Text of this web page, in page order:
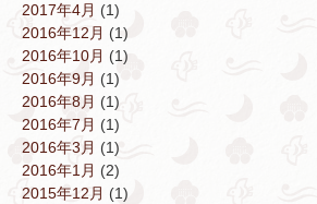
2017年4月 (1)
2016年12月 (1)
2016年10月 (1)
2016年9月 (1)
2016年8月 (1)
2016年7月 (1)
2016年3月 (1)
2016年1月 (2)
2015年12月 (1)